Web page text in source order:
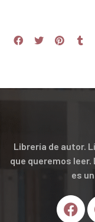
Librería de autor.
que queremos
es